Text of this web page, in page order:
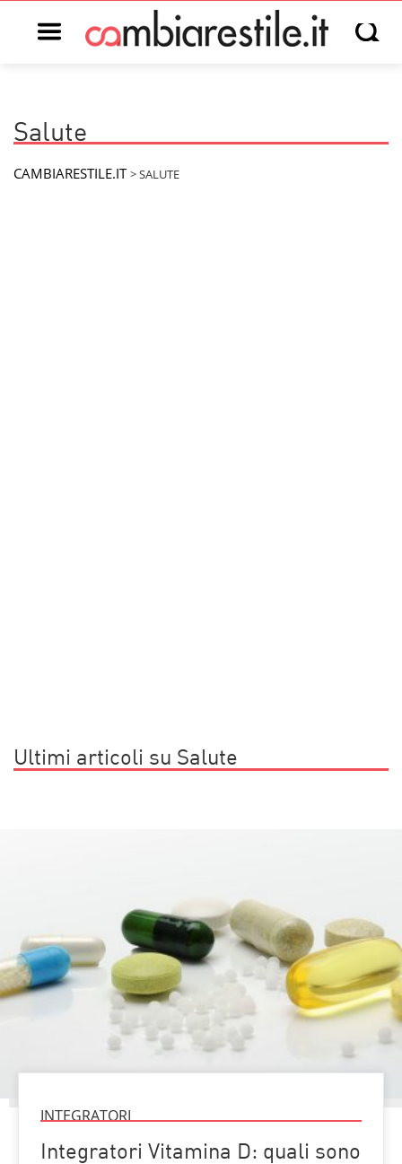
Open main menu Open
Salute
CAMBIARESTILE.IT >SALUTE
Ultimi articoli su Salute
INTEGRATORI
Integratori Vitamina D: quali sono